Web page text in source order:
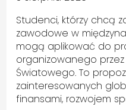
Studenci, którzy chcą
zawodowe w
mogą aplikować do
organizowanego przez
Światowego. To
zainteresowanych
finansami, rozwojem